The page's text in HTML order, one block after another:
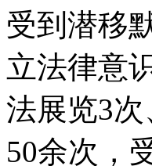
受到潜移
立法律意
法展览3
50余次，